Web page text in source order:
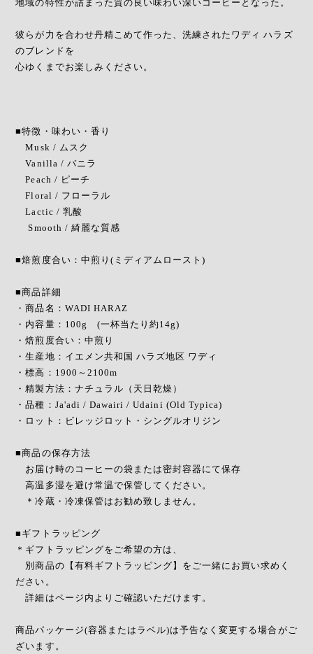
地域の特性が詰まった質の良い味わい深いコーヒーとなった。
彼らが力を合わせ丹精こめて作った、洗練されたワディ ハラズ
のブレンドを
心ゆくまでお楽しみください。
■特徴・味わい・香り
Musk / ムスク
Vanilla / バニラ
Peach / ピーチ
Floral / フローラル
Lactic / 乳酸
Smooth / 綺麗な質感
■焙煎度合い：中煎り(ミディアムロースト)
■商品詳細
・商品名：WADI HARAZ
・内容量：100g (一杯当たり約14g)
・焙煎度合い：中煎り
・生産地：イエメン共和国 ハラズ地区 ワディ
・標高：1900～2100m
・精製方法：ナチュラル（天日乾燥）
・品種：Ja'adi / Dawairi / Udaini (Old Typica)
・ロット：ビレッジロット・シングルオリジン
■商品の保存方法
お届け時のコーヒーの袋または密封容器にて保存
高温多湿を避け常温で保管してください。
＊冷蔵・冷凍保管はお勧め致しません。
■ギフトラッピング
＊ギフトラッピングをご希望の方は、
別商品の【有料ギフトラッピング】をご一緒にお買い求めく
ださい。
詳細はページ内よりご確認いただけます。
商品パッケージ(容器またはラベル)は予告なく変更する場合がご
ざいます。